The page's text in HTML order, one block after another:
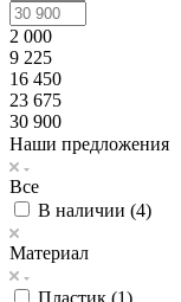
2 000
9 225
16 450
23 675
30 900
Наши предложения
Все
В наличии (4)
Материал
Пластик (1)